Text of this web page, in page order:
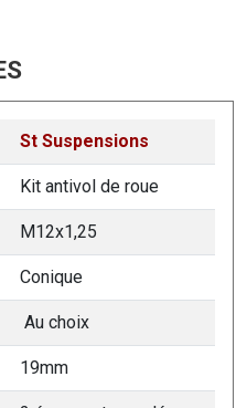
St Suspensions
Kit antivol de roue
M12x1,25
Conique
Au choix
19mm